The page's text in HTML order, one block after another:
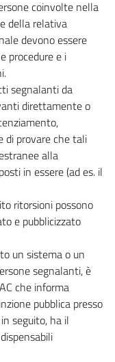
coinvolte nella
della relativa
devono essere
procedure e i
segnalanti da
direttamente o
di provare che tali
alla
in essere (ad es. il
ritorsioni possono
e pubblicizzato
un sistema o un
segnalanti, è
che informa
pubblica presso
seguito, ha il